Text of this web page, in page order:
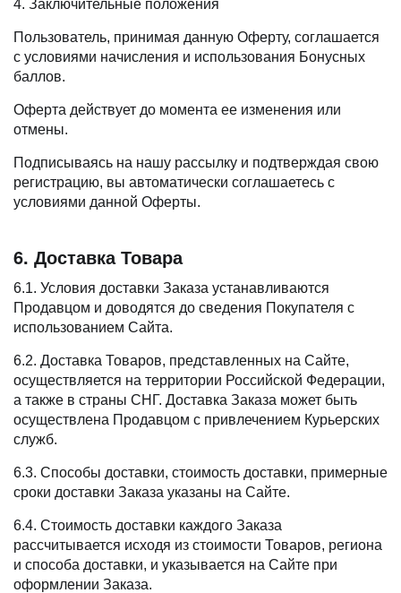
4. Заключительные положения
Пользователь, принимая данную Оферту, соглашается
с условиями начисления и использования Бонусных
баллов.
Оферта действует до момента ее изменения или
отмены.
Подписываясь на нашу рассылку и подтверждая свою
регистрацию, вы автоматически соглашаетесь с
условиями данной Оферты.
6. Доставка Товара
6.1. Условия доставки Заказа устанавливаются
Продавцом и доводятся до сведения Покупателя с
использованием Сайта.
6.2. Доставка Товаров, представленных на Сайте,
осуществляется на территории Российской Федерации,
а также в страны СНГ. Доставка Заказа может быть
осуществлена Продавцом с привлечением Курьерских
служб.
6.3. Способы доставки, стоимость доставки, примерные
сроки доставки Заказа указаны на Сайте.
6.4. Стоимость доставки каждого Заказа
рассчитывается исходя из стоимости Товаров, региона
и способа доставки, и указывается на Сайте при
оформлении Заказа.